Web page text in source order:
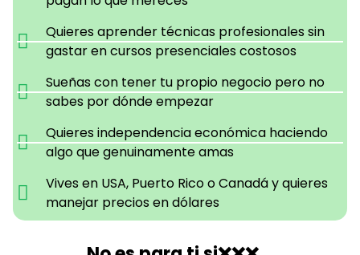
Quieres aprender técnicas profesionales sin
gastar en cursos presenciales costosos
Sueñas con tener tu propio negocio pero no
sabes por dónde empezar
Quieres independencia económica haciendo
algo que genuinamente amas
Vives en USA, Puerto Rico o Canadá y quieres
manejar precios en dólares